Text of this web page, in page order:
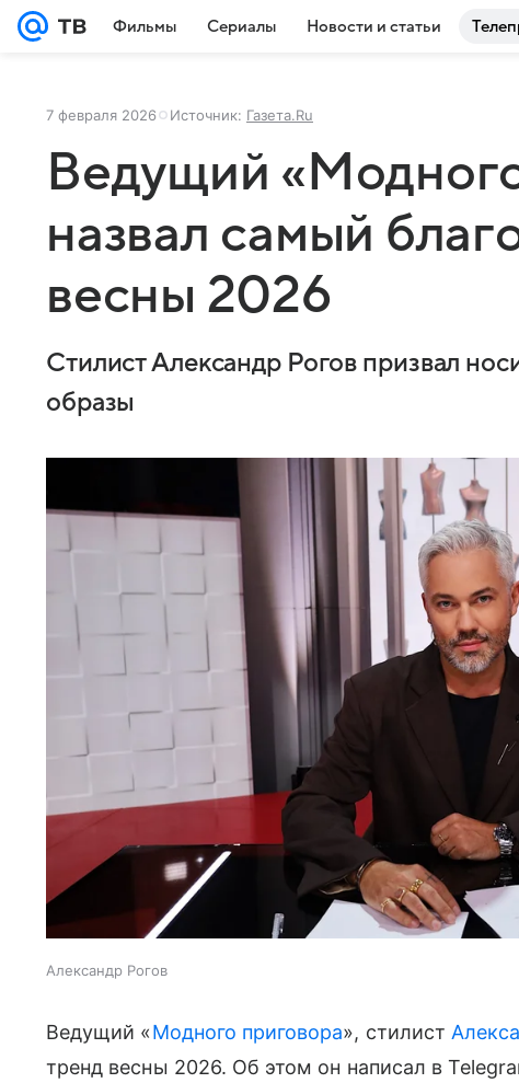
Фильмы Сериалы Новости и статьи
7 февраля 2026 Источник: Газета.Ru
Ведущий
назвал самый
весны 2026
Стилист Александр Рогов призвал
образы
Александр Рогов
Ведущий «Модного приговора», стилист
тренд весны 2026. Об этом он написал в